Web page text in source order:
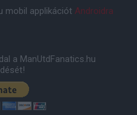
mobil applikációt Androidra
a ManUtdFanatics.hu